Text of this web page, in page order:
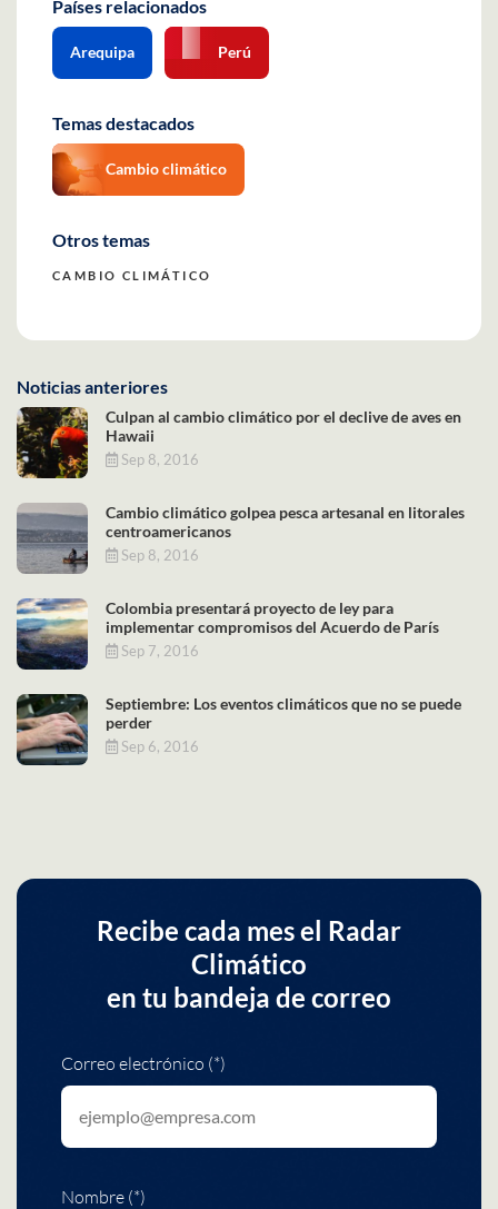
Países relacionados
Arequipa Perú
Temas destacados
Cambio climático
Otros temas
CAMBIO CLIMÁTICO
Noticias anteriores
Culpan al cambio climático por el declive de aves en
Hawaii
Sep 8, 2016
Cambio climático golpea pesca artesanal en litorales
centroamericanos
Sep 8, 2016
Colombia presentará proyecto de ley para
implementar compromisos del Acuerdo de París
Sep 7, 2016
Septiembre: Los eventos climáticos que no se puede
perder
Sep 6, 2016
Recibe cada mes el Radar
Climático
en tu bandeja de correo
Correo electrónico (*)
Nombre (*)